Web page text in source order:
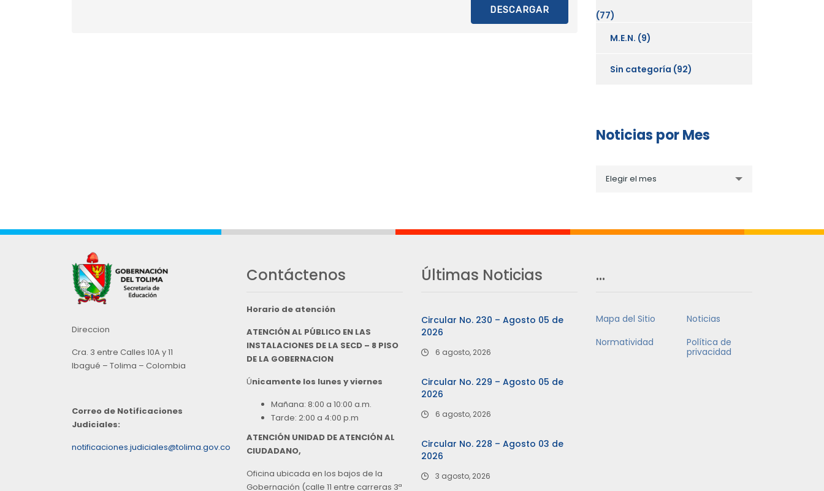
DESCARGAR
(77)
M.E.N. (9)
Sin categoría (92)
Noticias por Mes
porElegir el mes
Direccion
Cra. 3 entre Calles 10A y 11
Ibagué – Tolima – Colombia
Correo de Notificaciones
Judiciales:
notificaciones.judiciales@tolima.gov.co
Contáctenos
Horario de atención
ATENCIÓN AL PÚBLICO EN LAS
INSTALACIONES DE LA SECD – 8 PISO
DE LA GOBERNACION
Únicamente los lunes y viernes
Mañana: 8:00 a 10:00 a.m.
Tarde: 2:00 a 4:00 p.m
ATENCIÓN UNIDAD DE ATENCIÓN AL
CIUDADANO,
Oficina ubicada en los bajos de la
Gobernación (calle 11 entre carreras 3ª
Últimas Noticias
Circular No. 230 – Agosto 05 de
2026
6 agosto, 2026
Circular No. 229 – Agosto 05 de
2026
6 agosto, 2026
Circular No. 228 – Agosto 03 de
2026
3 agosto, 2026
…
Mapa del Sitio
Noticias
Normatividad
Política de
privacidad